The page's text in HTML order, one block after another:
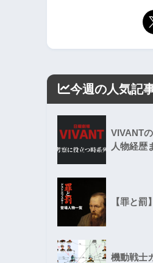
今週の人気記
VIVANT
人物経歴
【罪と
機動戦士